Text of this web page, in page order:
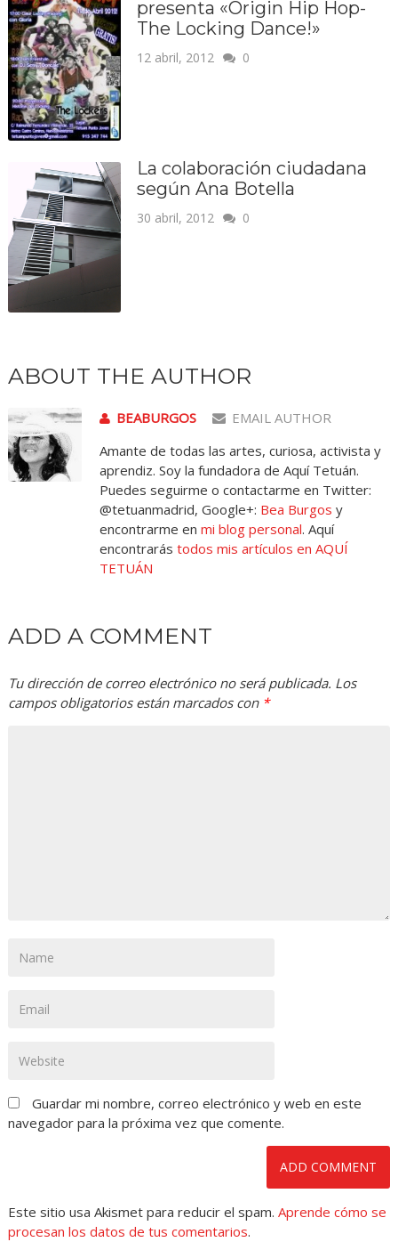
presenta «Origin Hip Hop-
The Locking Dance!»
12 abril, 2012 0
La colaboración ciudadana
según Ana Botella
30 abril, 2012 0
ABOUT THE AUTHOR
BEABURGOS
EMAIL AUTHOR
Amante de todas las artes, curiosa, activista y
aprendiz. Soy la fundadora de Aquí Tetuán.
Puedes seguirme o contactarme en Twitter:
@tetuanmadrid, Google+: Bea Burgos y
encontrarme en mi blog personal. Aquí
encontrarás todos mis artículos en AQUÍ
TETUÁN
ADD A COMMENT
Tu dirección de correo electrónico no será publicada. Los
campos obligatorios están marcados con *
Guardar mi nombre, correo electrónico y web en este
navegador para la próxima vez que comente.
Este sitio usa Akismet para reducir el spam. Aprende cómo se
procesan los datos de tus comentarios.